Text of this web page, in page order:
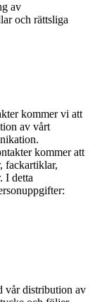
av
och rättsliga
kommer vi att
av vårt
kommer att
fackartiklar,
I detta
vår distribution av